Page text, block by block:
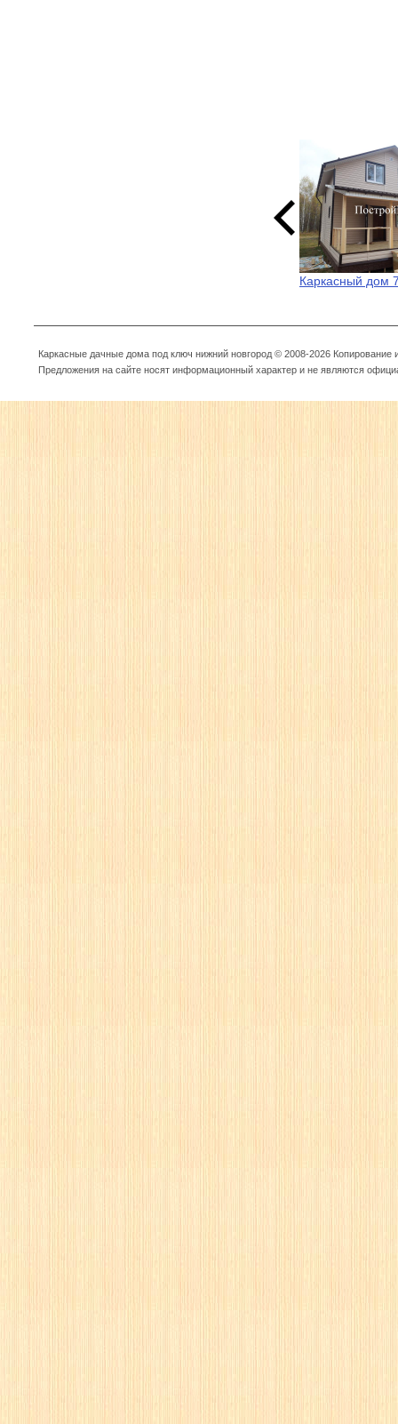
Каркасный дом
Каркасные дачные дома под ключ нижний новгород © 2008-2026
Предложения на сайте носят информационный характер и не являются